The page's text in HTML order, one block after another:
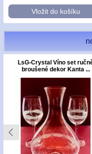
Vložit do košíku
LsG-Crystal Víno set
broušené dekor Kanta ...